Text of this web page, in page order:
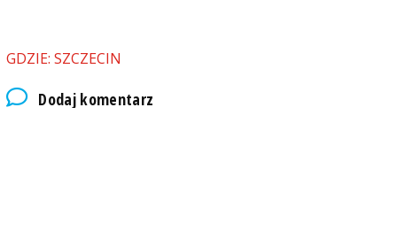
GDZIE: SZCZECIN
Dodaj komentarz